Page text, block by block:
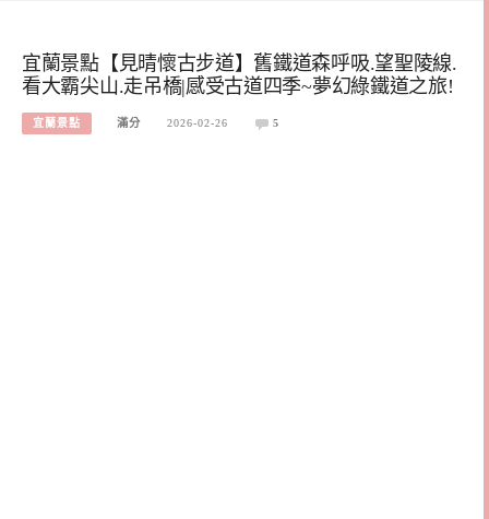
宜蘭景點【見晴懷古步道】舊鐵道森呼吸.望聖陵線.
看大霸尖山.走吊橋|感受古道四季~夢幻綠鐵道之旅!
宜蘭景點 滿分 2026-02-26 5